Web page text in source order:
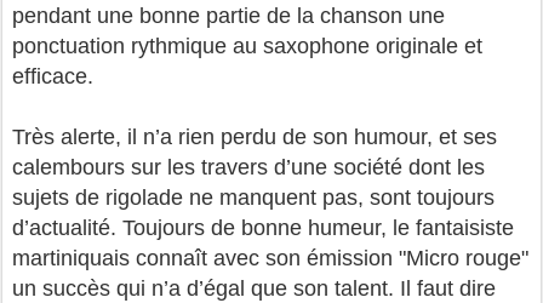
pendant une bonne partie de la chanson une
ponctuation rythmique au saxophone originale et
efficace.
Très alerte, il n’a rien perdu de son humour, et ses
calembours sur les travers d’une société dont les
sujets de rigolade ne manquent pas, sont toujours
d’actualité. Toujours de bonne humeur, le fantaisiste
martiniquais connaît avec son émission "Micro rouge"
un succès qui n’a d’égal que son talent. Il faut dire